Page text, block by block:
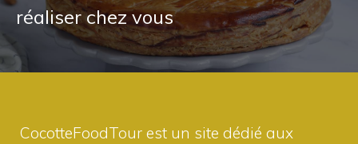
réaliser chez vous
CocotteFoodTour est un site dédié aux